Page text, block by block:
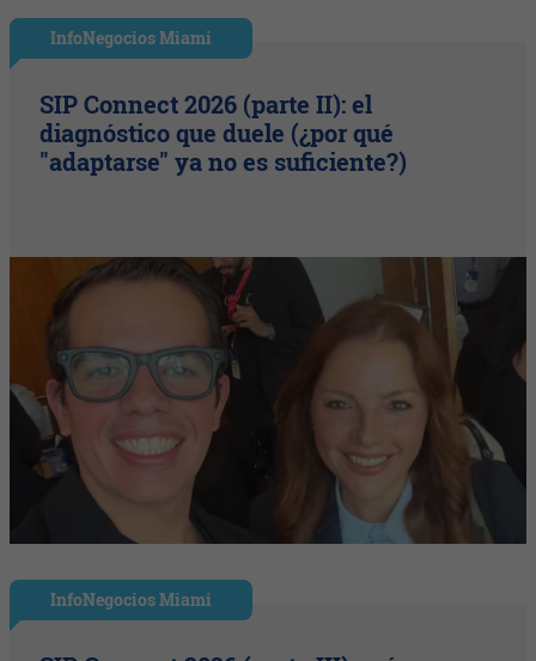
InfoNegocios Miami
SIP Connect 2026 (parte II): el
diagnóstico que duele (¿por qué
"adaptarse" ya no es suficiente?)
InfoNegocios Miami